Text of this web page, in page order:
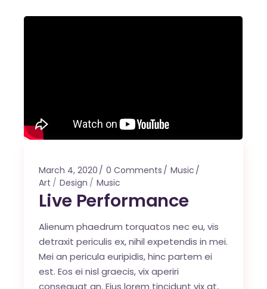
March 4, 2020 0 Comments
Music
Art
Design Music
Live Performance
Alienum phaedrum torquatos nec eu, vis
detraxit periculis ex, nihil expetendis in mei.
Mei an pericula euripidis, hinc partem ei
est. Eos ei nisl graecis, vix aperiri
consequat an. Eius lorem tincidunt vix at,